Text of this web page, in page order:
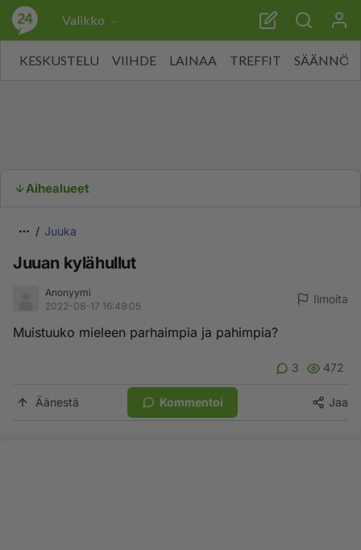
Valikko
KESKUSTELU VIIHDE LAINAA TREFFIT SÄÄNNÖT
Aihealueet
Juuka
Juuan kylähullut
Anonyymi
2022-08-17 16:49:05
Ilmoita
Muistuuko mieleen parhaimpia ja pahimpia?
3 472
Äänestä Kommentoi Jaa